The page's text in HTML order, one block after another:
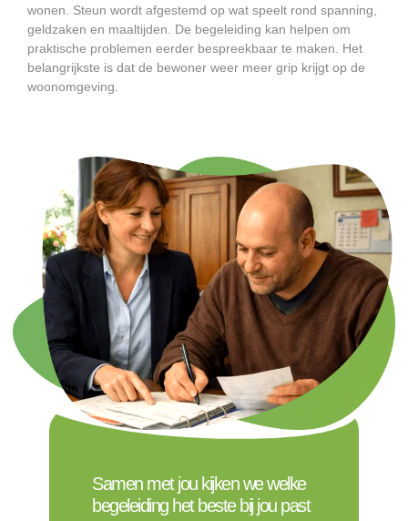
wonen. Steun wordt afgestemd op wat speelt rond spanning,
geldzaken en maaltijden. De begeleiding kan helpen om
praktische problemen eerder bespreekbaar te maken. Het
belangrijkste is dat de bewoner weer meer grip krijgt op de
woonomgeving.
Samen met jou kijken we welke
begeleiding het beste bij jou past